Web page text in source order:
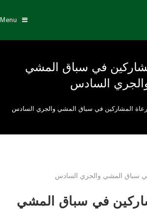
Menu
في سباق المشي
السادس
المشاركين في سباق المشي والجري السادس
في سباق المشي